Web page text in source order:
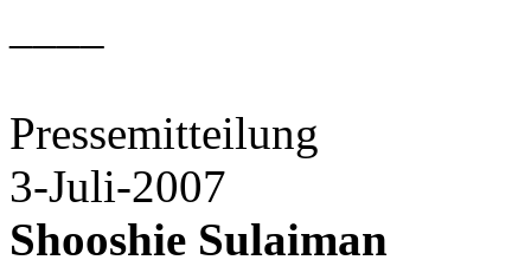
Pressemitteilung
3-Juli-2007
Shooshie Sulaiman